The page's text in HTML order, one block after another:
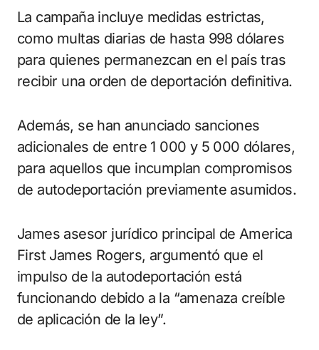
La campaña incluye medidas estrictas,
como multas diarias de hasta 998 dólares
para quienes permanezcan en el país tras
recibir una orden de deportación definitiva.
Además, se han anunciado sanciones
adicionales de entre 1 000 y 5 000 dólares,
para aquellos que incumplan compromisos
de autodeportación previamente asumidos.
James asesor jurídico principal de America
First James Rogers, argumentó que el
impulso de la autodeportación está
funcionando debido a la “amenaza creíble
de aplicación de la ley”.